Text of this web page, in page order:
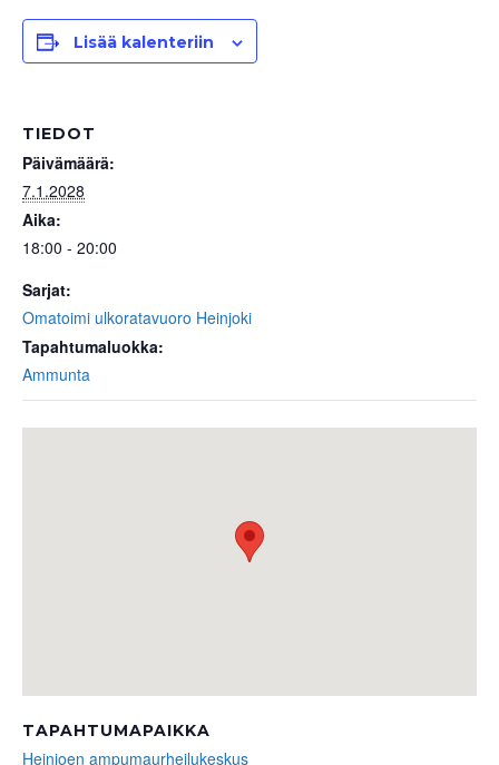
Lisää kalenteriin
TIEDOT
Päivämäärä:
7.1.2028
Aika:
18:00 - 20:00
Sarjat:
Omatoimi ulkoratavuoro Heinjoki
Tapahtumaluokka:
Ammunta
TAPAHTUMAPAIKKA
Heinjoen ampumaurheilukeskus